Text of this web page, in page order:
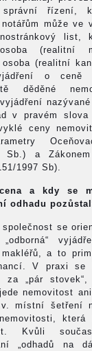
řízení,
může ve
list,
(realitní
osoba (realitní
o ceně
děděné
vyjádření
v pravém
ceny
Sb.) a
1997 Sb).
a kdy se
odhadu
společnost se
„odborná“
a to
V praxi se
„pár stovek“,
nemovitost
místní šetření
Kvůli
„odhadů na